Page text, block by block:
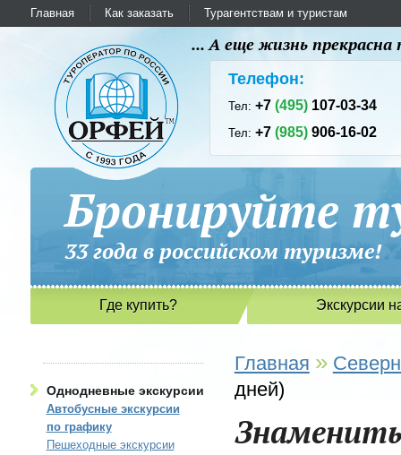
Главная Как заказать Турагентствам и туристам
... А еще жизнь
Телефон:
Тел:+7(495) 107-03-34
Тел:+7(985) 906-16-02
Бронируйте
33 года в российском
Где купить? Экскурсии
Однодневные экскурсии
Автобусные экскурсии
по графику
Пешеходные экскурсии
Главная »
дней)